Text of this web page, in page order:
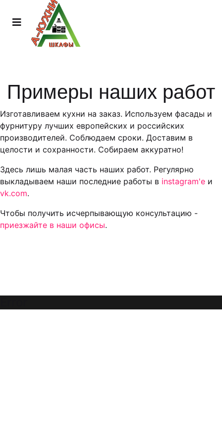
Примеры наших работ
Изготавливаем кухни на заказ. Используем фасады и
фурнитуру лучших европейских и российских
производителей. Соблюдаем сроки. Доставим в
целости и сохранности. Собираем аккуратно!
Здесь лишь малая часть наших работ. Регулярно
выкладываем наши последние работы в instagram'е и
vk.com.
Чтобы получить исчерпывающую консультацию -
приезжайте в наши офисы.